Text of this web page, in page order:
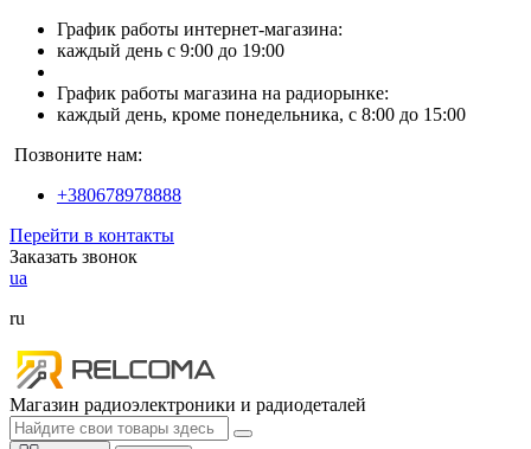
График работы интернет-магазина:
каждый день с 9:00 до 19:00
График работы магазина на радиорынке:
каждый день, кроме понедельника, с 8:00 до 15:00
Позвоните нам:
+380678978888
Перейти в контакты
Заказать звонок
ua
ru
Магазин радиоэлектроники и радиодеталей